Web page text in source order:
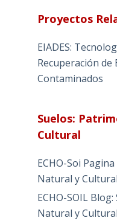
Proyectos
EIADES:
Recuperación de
Contaminados
Suelos:
Cultural
ECHO-Soi
Natural y Cultural
ECHO-SOIL
Natural y